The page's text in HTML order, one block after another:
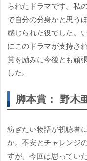
られたドラマです。私
で自分の分身かと思う
感じられた役でした。
にこのドラマが支持さ
賞を励みに今後とも頑
した。
脚本賞： 野木
紡ぎたい物語が視聴者
か。不安とチャレンジ
すが、今回は思ってい